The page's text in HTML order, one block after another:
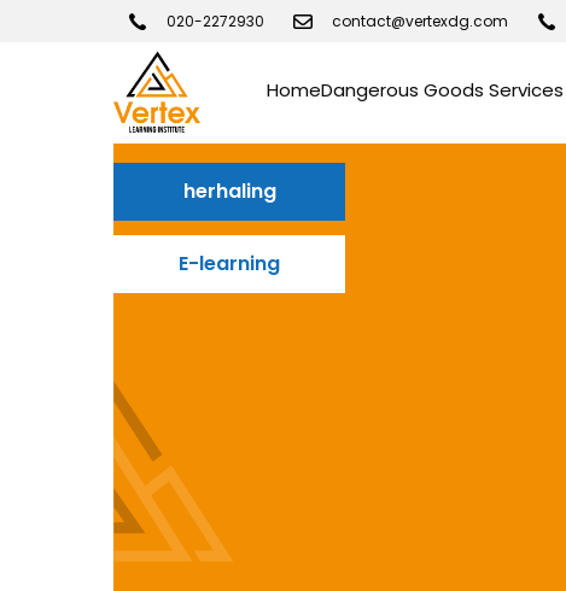
020-2272930 contact@vertexdg.com
HomeDangerous Goods Services
herhaling
E-learning